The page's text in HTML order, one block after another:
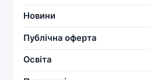
Новини
Публічна оферта
Освіта